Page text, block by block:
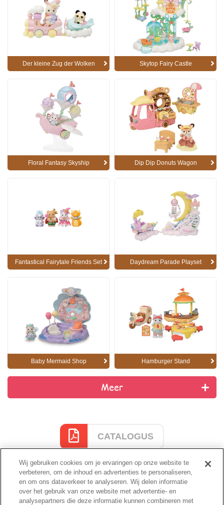
Der kleine Zug der Wolken Skytop Fairy Castle
Floral Fantasy Skyship Dip Dip Donuts Wagon
Fantastical Fairytale Friends Set Daydream Parade Playset
Baby Mermaid Shop Hamburger Stand
Meer
CATALOGUS
Cataloguspagina
Wij gebruiken cookies om je ervaringen op onze website te
verbeteren, om de inhoud en advertenties te personaliseren,
en om ons dataverkeer te analyseren. Wij delen informatie
over het gebruik van onze website met advertentie- en
analysepartners die deze informatie kunnen combineren met